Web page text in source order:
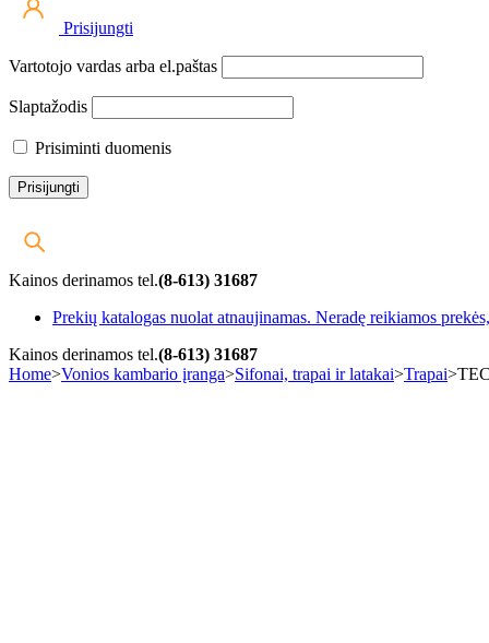
Prisijungti
Vartotojo vardas arba el.paštas
Slaptažodis
Prisiminti duomenis
Kainos derinamos tel.(8-613) 31687
Prekių katalogas nuolat atnaujinamas. Neradę reikiamos
Kainos derinamos tel.(8-613) 31687
Home>Vonios kambario įranga>Sifonai, trapai ir latakai>Trapai>